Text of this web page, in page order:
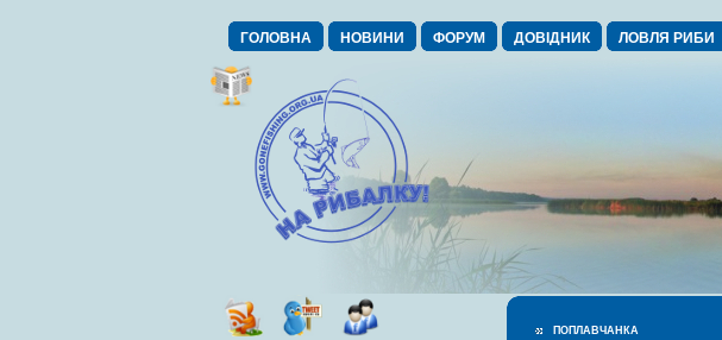
ГОЛОВНА НОВИНИ ФОРУМ ДОВІДНИК ЛОВЛЯ РИБИ
ПОПЛАВЧАНКА